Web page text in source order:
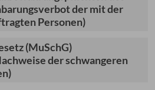
der mit der
Personen)
(MuSchG)
der schwangeren